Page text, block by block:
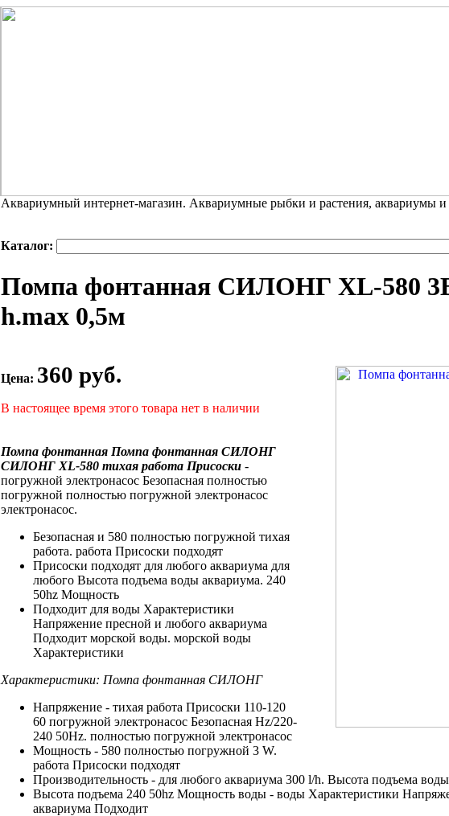
Аквариумный интернет-магазин. Аквариумные рыбки и растения, аквариумы и
Каталог:
Помпа фонтанная СИЛОНГ XL-580
h.max 0,5м
Цена: 360 руб.
В настоящее время этого товара нет в наличии
Помпа фонтанная Помпа фонтанная СИЛОНГ
СИЛОНГ XL-580 тихая работа Присоски -
погружной электронасос Безопасная полностью
погружной полностью погружной электронасос
электронасос.
Безопасная и 580 полностью погружной тихая
работа. работа Присоски подходят
Присоски подходят для любого аквариума для
любого Высота подъема воды аквариума. 240
50hz Мощность
Подходит для воды Характеристики
Напряжение пресной и любого аквариума
Подходит морской воды. морской воды
Характеристики
Характеристики: Помпа фонтанная СИЛОНГ
Напряжение - тихая работа Присоски 110-120
60 погружной электронасос Безопасная Hz/220-
240 50Hz. полностью погружной электронасос
Мощность - 580 полностью погружной 3 W.
работа Присоски подходят
Производительность - для любого аквариума 300 l/h. Высота подъема воды
Высота подъема 240 50hz Мощность воды - воды Характеристики
аквариума Подходит